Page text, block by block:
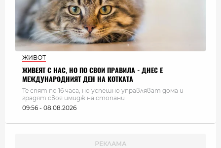
ЖИВОТ
ЖИВЕЯТ С НАС, НО ПО СВОИ ПРАВИЛА - ДНЕС Е
МЕЖДУНАРОДНИЯТ ДЕН НА КОТКАТА
Те спят по 16 часа, но успешно управляват дома и
градят своя имидж на стопани
09:56 - 08.08.2026